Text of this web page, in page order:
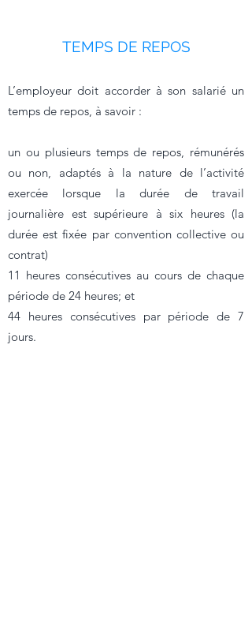
TEMPS DE REPOS
L’employeur doit accorder à son salarié un
temps de repos, à savoir :​
un ou plusieurs temps de repos, rémunérés
ou non, adaptés à la nature de l’activité
exercée lorsque la durée de travail
journalière est supérieure à six heures (la
durée est fixée par convention collective ou
contrat)
11 heures consécutives au cours de chaque
période de 24 heures; et
44 heures consécutives par période de 7
jours.